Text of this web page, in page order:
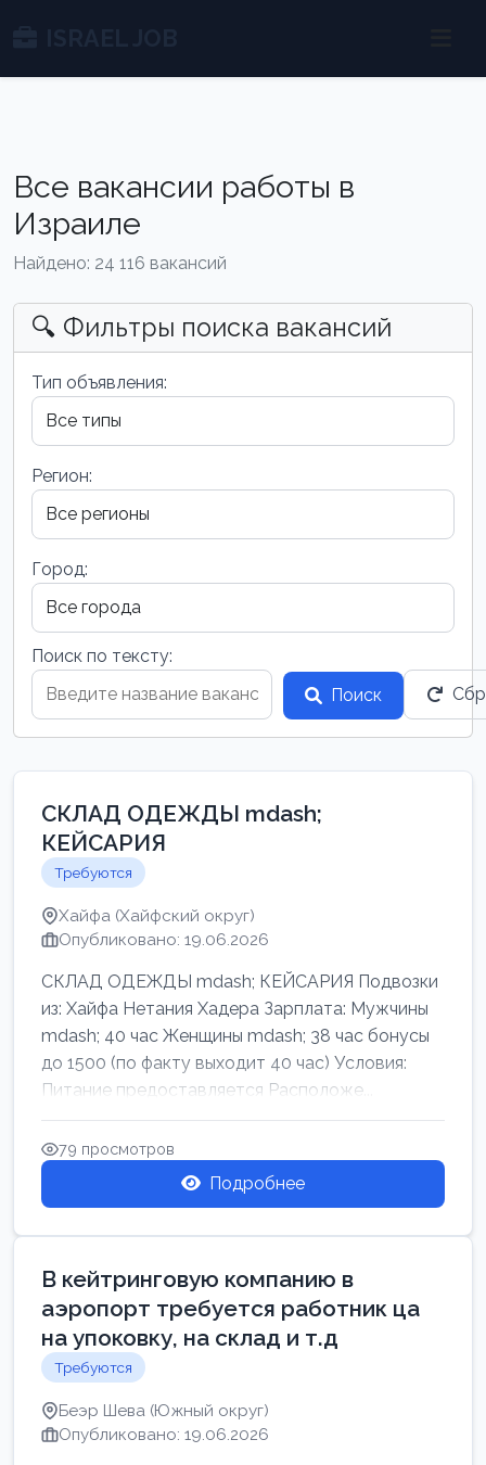
Все вакансии работы в
Израиле
Найдено: 24 116 вакансий
🔍 Фильтры поиска вакансий
Тип объявления:
Регион:
Город:
Поиск по тексту:
Поиск
СКЛАД ОДЕЖДЫ mdash;
КЕЙСАРИЯ
Требуются
Хайфа (Хайфский округ)
Опубликовано: 19.06.2026
СКЛАД ОДЕЖДЫ mdash; КЕЙСАРИЯ Подвозки
из: Хайфа Нетания Хадера Зарплата: Мужчины
mdash; 40 час Женщины mdash; 38 час бонусы
до 1500 (по факту выходит 40 час) Условия:
Питание предоставляется Расположе...
79 просмотров
Подробнее
В кейтринговую компанию в
аэропорт требуется работник ца
на упоковку, на склад и т.д
Требуются
Беэр Шева (Южный округ)
Опубликовано: 19.06.2026